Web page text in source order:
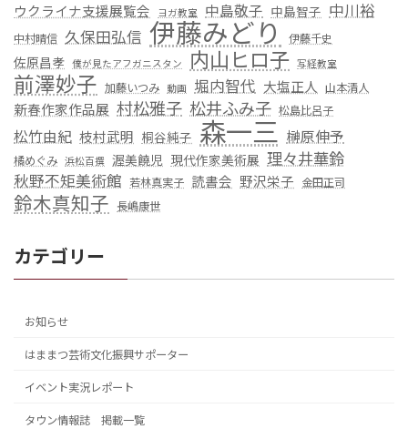
ウクライナ支援展覧会 ヨガ教室 中島敬子 中島智子 中川裕
中村晴信 久保田弘信 伊藤みどり 伊藤千史
佐原昌孝 僕が見たアフガニスタン 内山ヒロ子 写経教室
前澤妙子 加藤いつみ 動画 堀内智代 大塩正人 山本清人
新春作家作品展 村松雅子 松井ふみ子 松島比呂子
松竹由紀 枝村武明 桐谷純子 森一三 榊原伸予
橘めぐみ 浜松百撰 渥美饒児 現代作家美術展 理々井華鈴
秋野不矩美術館 若林真実子 読書会 野沢栄子 金田正司
鈴木真知子 長嶋康世
カテゴリー
お知らせ
はままつ芸術文化振興サポーター
イベント実況レポート
タウン情報誌 掲載一覧